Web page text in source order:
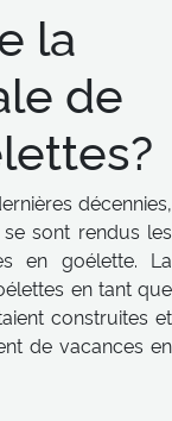
la
de
décennies,
sont rendus les
en goélette. La
en tant que
construites et
de vacances en